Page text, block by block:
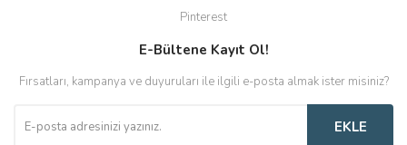
Pinterest
E-Bültene Kayıt Ol!
Fırsatları, kampanya ve duyuruları ile ilgili e-posta almak ister misiniz?
EKLE